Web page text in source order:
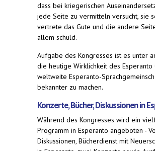
dass bei kriegerischen
jede Seite zu vermitteln versucht, sie
vertrete das Gute und die andere
allem schuld.
Aufgabe des Kongresses ist es unter
die heutige Wirklichkeit des Esperanto
weltweite Esperanto-
bekannter zu machen.
Konzerte, Bücher, Diskussionen in
Während des Kongresses wird ein
Programm in Esperanto angeboten -
Diskussionen, Bücherdienst mit